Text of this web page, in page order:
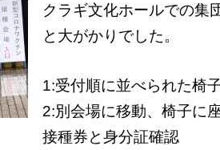
クラギ文化ホールでの集
と大がかりでした。
1:受付順に並べられた椅
2:別会場に移動、椅子に
接種券と身分証確認